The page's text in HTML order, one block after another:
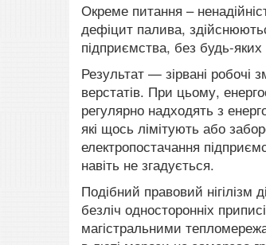
Окреме питання –
дефіцит палива,
підприємства, без будь-
Результат — зірвані робочі
верстатів. При цьому,
регулярно надходять з
які щось лімітують або
електропостачання
навіть не згадується.
Подібний правовий нігілізм
безліч односторонніх
магістральними